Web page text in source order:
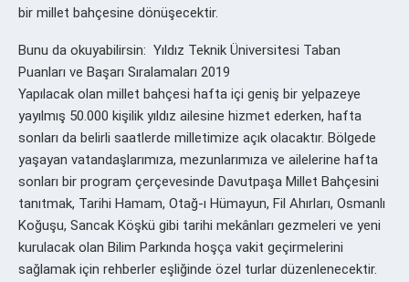
bir millet bahçesine dönüşecektir.
Bunu da okuyabilirsin: Yıldız Teknik Üniversitesi Taban
Puanları ve Başarı Sıralamaları 2019
Yapılacak olan millet bahçesi hafta içi geniş bir yelpazeye
yayılmış 50.000 kişilik yıldız ailesine hizmet ederken, hafta
sonları da belirli saatlerde milletimize açık olacaktır. Bölgede
yaşayan vatandaşlarımıza, mezunlarımıza ve ailelerine hafta
sonları bir program çerçevesinde Davutpaşa Millet Bahçesini
tanıtmak, Tarihi Hamam, Otağ-ı Hümayun, Fil Ahırları, Osmanlı
Koğuşu, Sancak Köşkü gibi tarihi mekânları gezmeleri ve yeni
kurulacak olan Bilim Parkında hoşça vakit geçirmelerini
sağlamak için rehberler eşliğinde özel turlar düzenlenecektir.